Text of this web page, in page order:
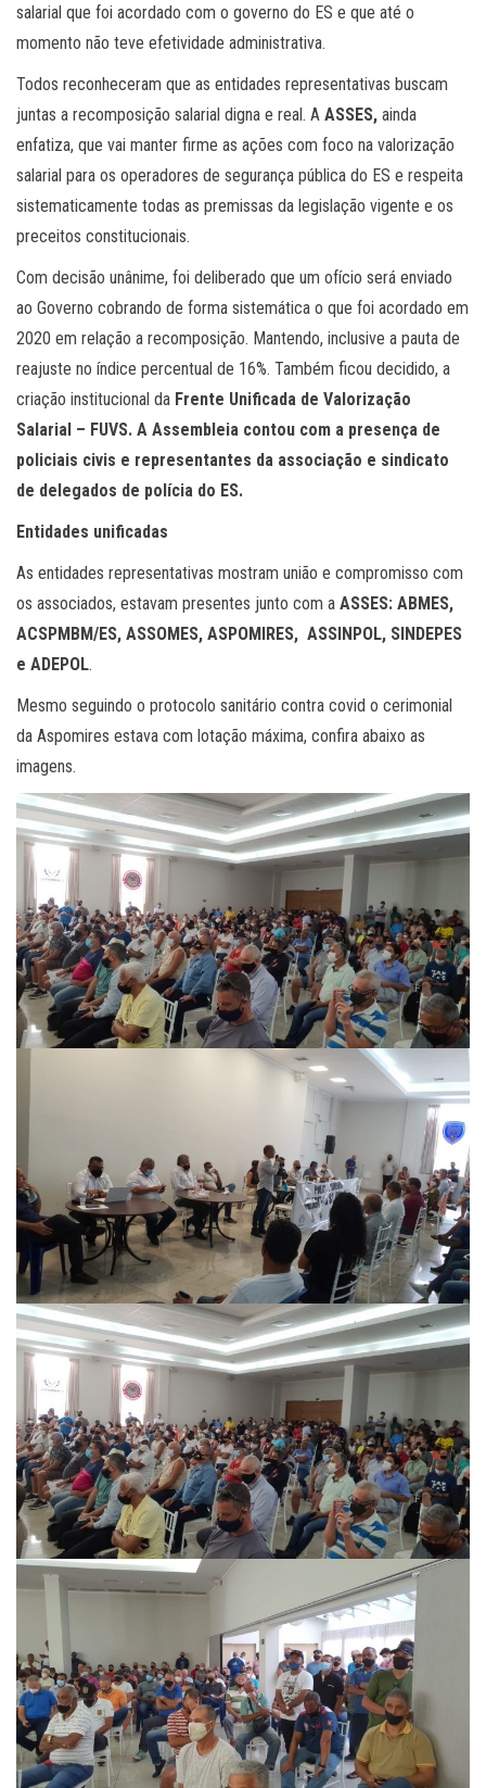
salarial que foi acordado com o governo do ES e que até o
momento não teve efetividade administrativa.
Todos reconheceram que as entidades representativas buscam
juntas a recomposição salarial digna e real. A ASSES, ainda
enfatiza, que vai manter firme as ações com foco na valorização
salarial para os operadores de segurança pública do ES e respeita
sistematicamente todas as premissas da legislação vigente e os
preceitos constitucionais.
Com decisão unânime, foi deliberado que um ofício será enviado
ao Governo cobrando de forma sistemática o que foi acordado em
2020 em relação a recomposição. Mantendo, inclusive a pauta de
reajuste no índice percentual de 16%. Também ficou decidido, a
criação institucional da Frente Unificada de Valorização
Salarial – FUVS. A Assembleia contou com a presença de
policiais civis e representantes da associação e sindicato
de delegados de polícia do ES.
Entidades unificadas
As entidades representativas mostram união e compromisso com
os associados, estavam presentes junto com a ASSES: ABMES,
ACSPMBM/ES, ASSOMES, ASPOMIRES, ASSINPOL, SINDEPES
e ADEPOL.
Mesmo seguindo o protocolo sanitário contra covid o cerimonial
da Aspomires estava com lotação máxima, confira abaixo as
imagens.